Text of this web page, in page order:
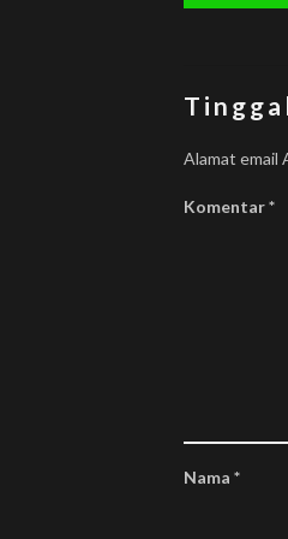
Alamat email
Komentar*
Nama *